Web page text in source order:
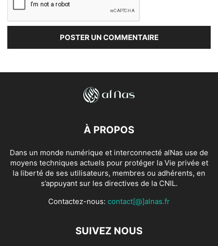
À PROPOS
Dans un monde numérique et interconnecté alNas use de
moyens techniques actuels pour protéger la Vie privée et
la liberté de ses utilisateurs, membres ou adhérents, en
s’appuyant sur les directives de la CNIL.
Contactez-nous: contact[@]alnas.fr
SUIVEZ NOUS